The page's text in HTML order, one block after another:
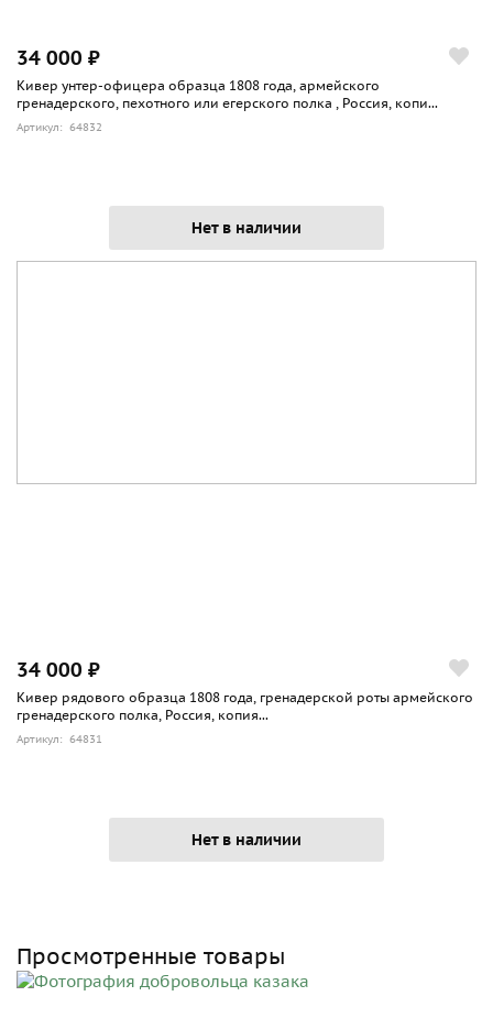
34 000 ₽
Кивер унтер-офицера образца 1808 года, армейского
гренадерского, пехотного или егерского полка , Россия, копи...
Артикул: 64832
Нет в наличии
34 000 ₽
Кивер рядового образца 1808 года, гренадерской роты армейского
гренадерского полка, Россия, копия...
Артикул: 64831
Нет в наличии
Просмотренные товары